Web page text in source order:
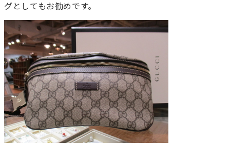
グとしてもお勧めです。